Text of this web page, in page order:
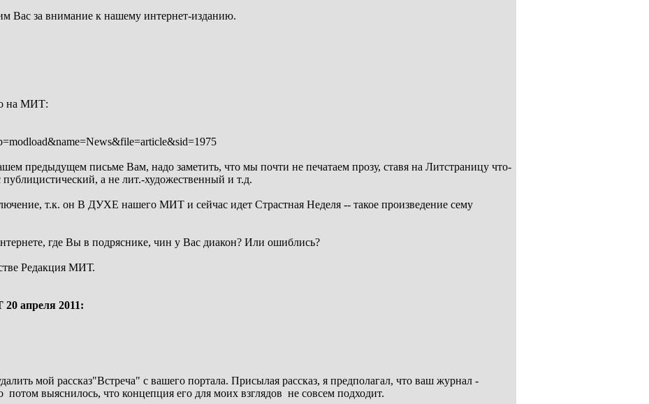
Вас за внимание к нашему интернет-изданию.
на МИТ:
предыдущем письме Вам, надо заметить, что мы почти не печатаем прозу, ставя на Литстраницу что-
а не лит.-художественный и т.д.
т.к. он В ДУХЕ нашего МИТ и сейчас идет Страстная Неделя -- такое произведение сему
где Вы в подряснике, чин у Вас диакон? Или ошиблись?
Редакция МИТ.
апреля 2011:
мой рассказ"Встреча" с вашего портала. Присылая рассказ, я предполагал, что ваш журнал -
выяснилось, что концепция его для моих взглядов не совсем подходит.